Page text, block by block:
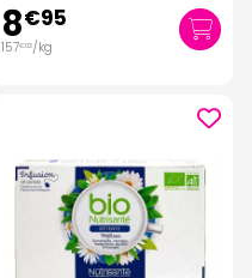
8€95
157€02/kg